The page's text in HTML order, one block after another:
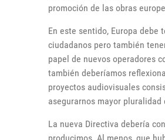
promoción de las obras
En este sentido, Europa
ciudadanos pero también
papel de nuevos operadores
también deberíamos
proyectos audiovisuales
asegurarnos mayor
La nueva Directiva debería